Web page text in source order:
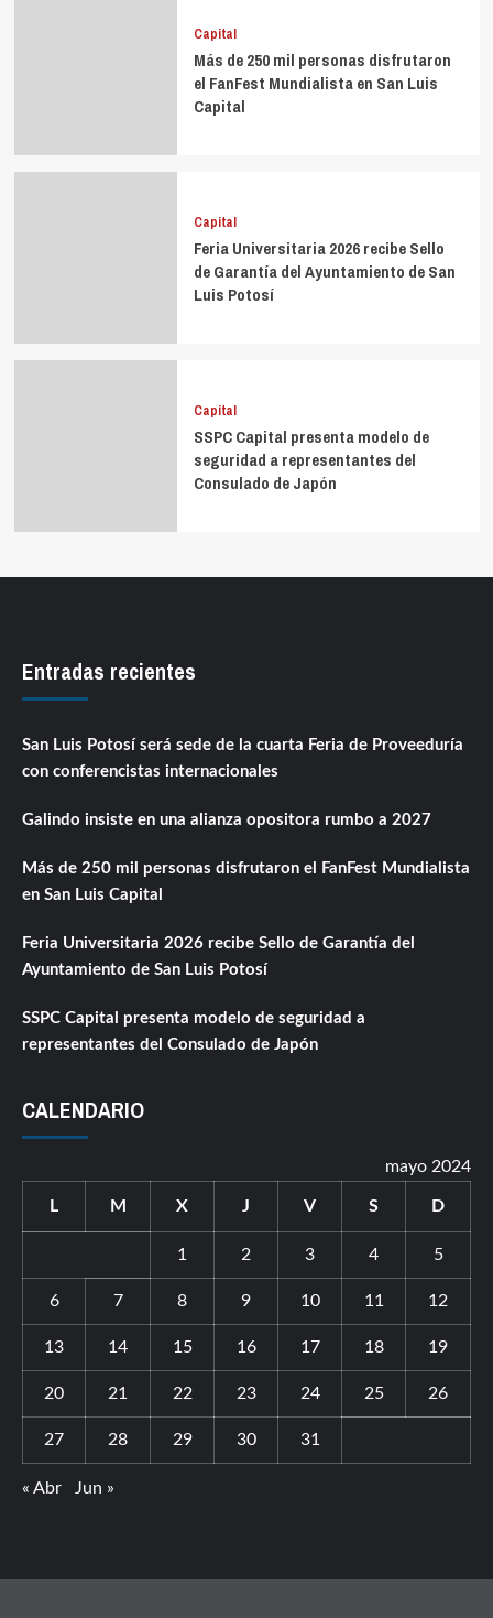
Capital
Más de 250 mil personas disfrutaron
el FanFest Mundialista en San Luis
Capital
Capital
Feria Universitaria 2026 recibe Sello
de Garantía del Ayuntamiento de San
Luis Potosí
Capital
SSPC Capital presenta modelo de
seguridad a representantes del
Consulado de Japón
Entradas recientes
San Luis Potosí será sede de la cuarta Feria de Proveeduría
con conferencistas internacionales
Galindo insiste en una alianza opositora rumbo a 2027
Más de 250 mil personas disfrutaron el FanFest Mundialista
en San Luis Capital
Feria Universitaria 2026 recibe Sello de Garantía del
Ayuntamiento de San Luis Potosí
SSPC Capital presenta modelo de seguridad a
representantes del Consulado de Japón
CALENDARIO
mayo 2024
L M X J V S D
1 2 3 4 5
6 7 8 9 10 11 12
13 14 15 16 17 18 19
20 21 22 23 24 25 26
27 28 29 30 31
« Abr Jun »